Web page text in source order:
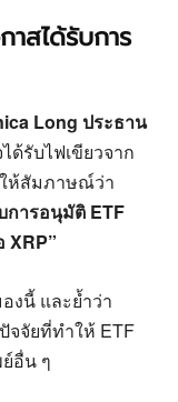
าสได้รับการ
Long ประธาน
ด้รับไฟเขียวจาก
ให้สัมภาษณ์ว่า
การอนุมัติ ETF
XRP”
งนี้ และย้ำว่า
จจัยที่ทำให้ ETF
อื่น ๆ